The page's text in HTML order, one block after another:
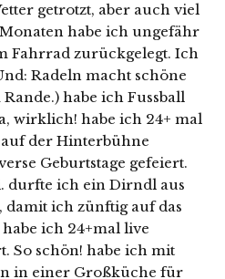
getrotzt, aber auch viel
habe ich ungefähr
Fahrrad zurückgelegt. Ich
Radeln macht schöne
habe ich Fussball
wirklich! habe ich 24+ mal
der Hinterbühne
Geburtstage gefeiert.
durfte ich ein Dirndl aus
damit ich zünftig auf das
ich 24+mal live
So schön! habe ich mit
in einer Großküche für